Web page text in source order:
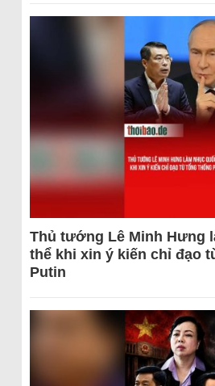
Thủ tướng Lê Minh Hưng
thể khi xin ý kiến chỉ đạo
Putin